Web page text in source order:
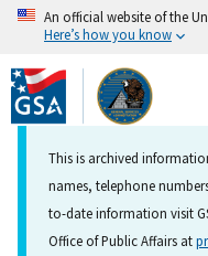
Skip
to
main
content
An official website of the
Here’s how you know
This is archived
names, telephone
to-date information visit
Office of Public Affairs at